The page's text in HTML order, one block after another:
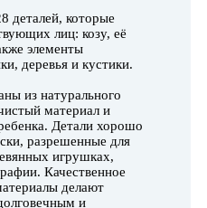
деталей, которые
лиц: козу, её
элементы
деревья и кустики.
из натурального
материал и
Детали хорошо
разрешенные для
игрушках,
Качественное
делают
и